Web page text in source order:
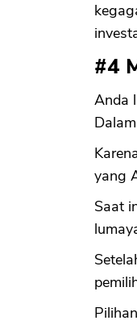
#4
Anda
yang
Saat